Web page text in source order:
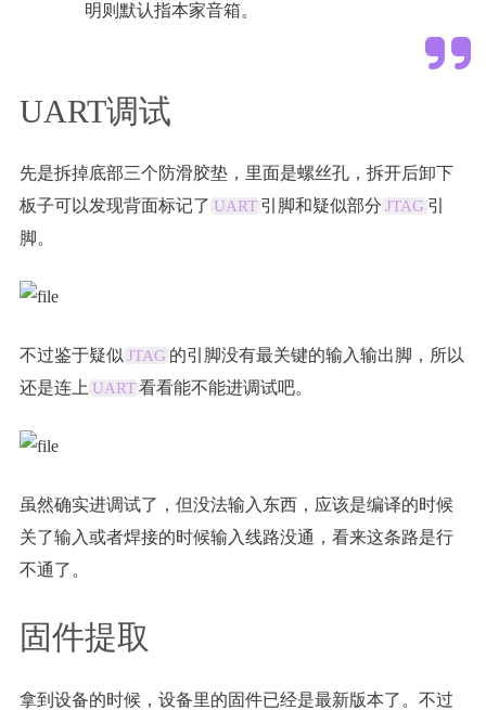
明则默认指本家音箱。
UART调试
先是拆掉底部三个防滑胶垫，里面是螺丝孔，拆开后卸下
板子可以发现背面标记了 UART 引脚和疑似部分 JTAG 引
脚。
不过鉴于疑似JTAG 的引脚没有最关键的输入输出脚，所以
还是连上UART看看能不能进调试吧。
虽然确实进调试了，但没法输入东西，应该是编译的时候
关了输入或者焊接的时候输入线路没通，看来这条路是行
不通了。
固件提取
拿到设备的时候，设备里的固件已经是最新版本了。不过